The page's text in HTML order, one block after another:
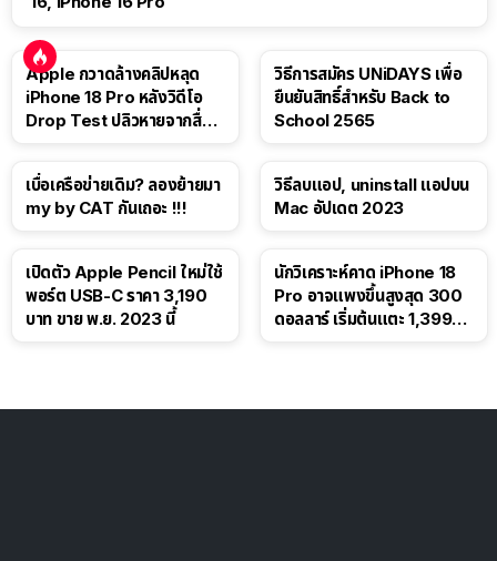
Apple กวาดล้างคลิปหลุด
iPhone 18 Pro หลังวิดีโอ
Drop Test ปลิวหายจากสื่อ
วิธีการสมัคร UNiDAYS เพื่อ
ยืนยันสิทธิ์สำหรับ Back to
School 2565
เบื่อเครือข่ายเดิม? ลองย้ายมา
my by CAT กันเถอะ !!!
วิธีลบแอป, uninstall แอปบน
Mac อัปเดต 2023
เปิดตัว Apple Pencil ใหม่ใช้
พอร์ต USB-C ราคา 3,190
บาท ขาย พ.ย. 2023 นี้
นักวิเคราะห์คาด iPhone 18
Pro อาจแพงขึ้นสูงสุด 300
ดอลลาร์ เริ่มต้นแตะ 1,399